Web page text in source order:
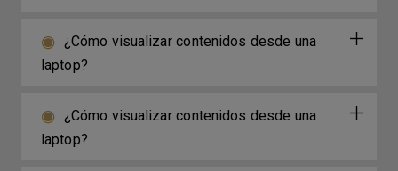
¿Cómo visualizar contenidos desde una
laptop?
¿Cómo visualizar contenidos desde una
laptop?